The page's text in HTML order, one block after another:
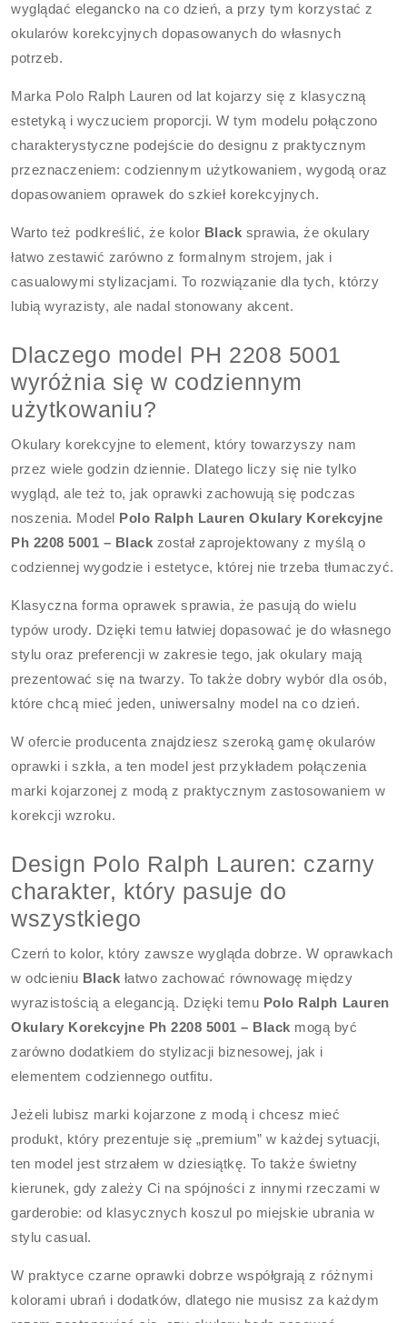
wyglądać elegancko na co dzień, a przy tym korzystać z
okularów korekcyjnych dopasowanych do własnych
potrzeb.
Marka Polo Ralph Lauren od lat kojarzy się z klasyczną
estetyką i wyczuciem proporcji. W tym modelu połączono
charakterystyczne podejście do designu z praktycznym
przeznaczeniem: codziennym użytkowaniem, wygodą oraz
dopasowaniem oprawek do szkieł korekcyjnych.
Warto też podkreślić, że kolor Black sprawia, że okulary
łatwo zestawić zarówno z formalnym strojem, jak i
casualowymi stylizacjami. To rozwiązanie dla tych, którzy
lubią wyrazisty, ale nadal stonowany akcent.
Dlaczego model PH 2208 5001
wyróżnia się w codziennym
użytkowaniu?
Okulary korekcyjne to element, który towarzyszy nam
przez wiele godzin dziennie. Dlatego liczy się nie tylko
wygląd, ale też to, jak oprawki zachowują się podczas
noszenia. Model Polo Ralph Lauren Okulary Korekcyjne
Ph 2208 5001 – Black został zaprojektowany z myślą o
codziennej wygodzie i estetyce, której nie trzeba tłumaczyć.
Klasyczna forma oprawek sprawia, że pasują do wielu
typów urody. Dzięki temu łatwiej dopasować je do własnego
stylu oraz preferencji w zakresie tego, jak okulary mają
prezentować się na twarzy. To także dobry wybór dla osób,
które chcą mieć jeden, uniwersalny model na co dzień.
W ofercie producenta znajdziesz szeroką gamę okularów
oprawki i szkła, a ten model jest przykładem połączenia
marki kojarzonej z modą z praktycznym zastosowaniem w
korekcji wzroku.
Design Polo Ralph Lauren: czarny
charakter, który pasuje do
wszystkiego
Czerń to kolor, który zawsze wygląda dobrze. W oprawkach
w odcieniu Black łatwo zachować równowagę między
wyrazistością a elegancją. Dzięki temu Polo Ralph Lauren
Okulary Korekcyjne Ph 2208 5001 – Black mogą być
zarówno dodatkiem do stylizacji biznesowej, jak i
elementem codziennego outfitu.
Jeżeli lubisz marki kojarzone z modą i chcesz mieć
produkt, który prezentuje się „premium” w każdej sytuacji,
ten model jest strzałem w dziesiątkę. To także świetny
kierunek, gdy zależy Ci na spójności z innymi rzeczami w
garderobie: od klasycznych koszul po miejskie ubrania w
stylu casual.
W praktyce czarne oprawki dobrze współgrają z różnymi
kolorami ubrań i dodatków, dlatego nie musisz za każdym